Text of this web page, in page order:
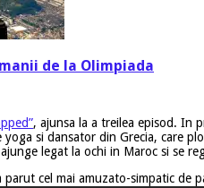
de la Olimpiada
, ajunsa la a treilea episod. In
si dansator din Grecia, care
legat la ochi in Maroc si se
cel mai amuzato-simpatic de